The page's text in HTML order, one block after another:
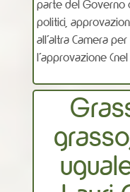
parte del Governo
politici,
all’altra Camera
l’approvazione